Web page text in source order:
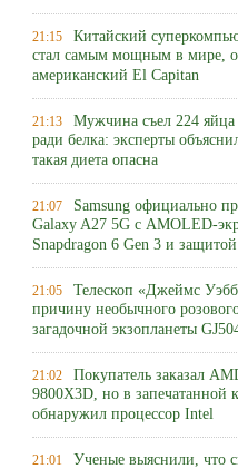
21:15 Китайский
стал самым мощным в мире,
американский El Capitan
21:13 Мужчина съел 224 яйца
ради белка: эксперты
такая диета опасна
21:07 Samsung официально
Galaxy A27 5G с AMOLED-
Snapdragon 6 Gen 3 и
21:05 Телескоп «Джеймс
причину необычного
загадочной экзопланеты
21:02 Покупатель заказал
9800X3D, но в запечатанной
обнаружил процессор Intel
21:01 Ученые выяснили, что